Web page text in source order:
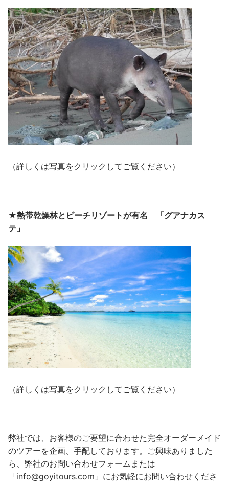
（詳しくは写真をクリックしてご覧ください）
★熱帯乾燥林とビーチリゾートが有名 「グアナカス
テ」
（詳しくは写真をクリックしてご覧ください）
弊社では、お客様のご要望に合わせた完全オーダーメイド
のツアーを企画、手配しております。ご興味ありました
ら、弊社のお問い合わせフォームまたは
「info@goyitours.com」にお気軽にお問い合わせくださ